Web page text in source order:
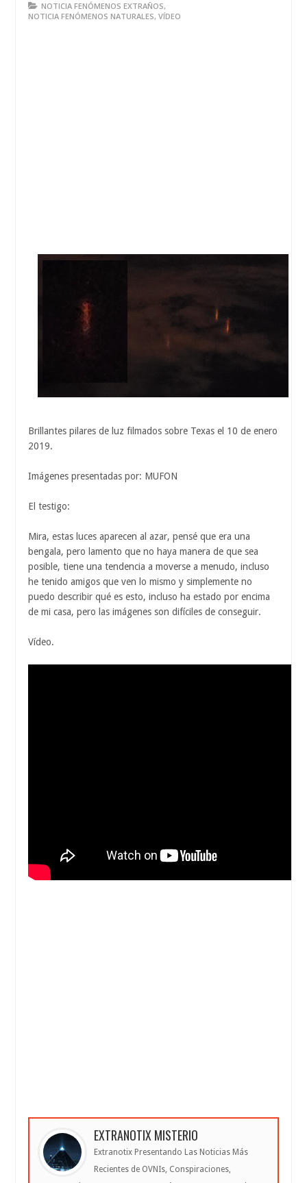
NOTICIA FENÓMENOS EXTRAÑOS,
NOTICIA FENÓMENOS NATURALES, VÍDEO
Brillantes pilares de luz filmados sobre Texas el 10 de enero
2019.
Imágenes presentadas por: MUFON
El testigo:
Mira, estas luces aparecen al azar, pensé que era una
bengala, pero lamento que no haya manera de que sea
posible, tiene una tendencia a moverse a menudo, incluso
he tenido amigos que ven lo mismo y simplemente no
puedo describir qué es esto, incluso ha estado por encima
de mi casa, pero las imágenes son difíciles de conseguir.
Vídeo.
EXTRANOTIX MISTERIO
Extranotix Presentando Las Noticias Más
Recientes de OVNIs, Conspiraciones,